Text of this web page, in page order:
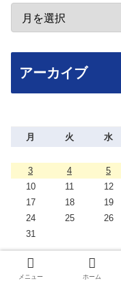
アーカイブ
月 火 水
3
4 5
10
11 12
17
18 19
24
25 26
31
« 7月
メニュー ホーム